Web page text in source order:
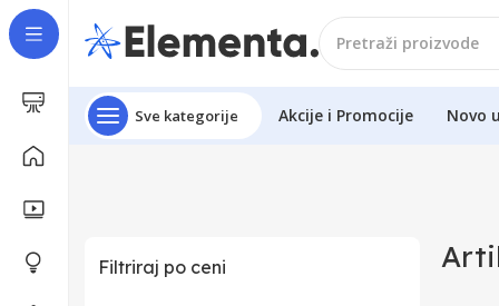
Sve kategorije Akcije i Promocije Novo
Filtriraj po ceni